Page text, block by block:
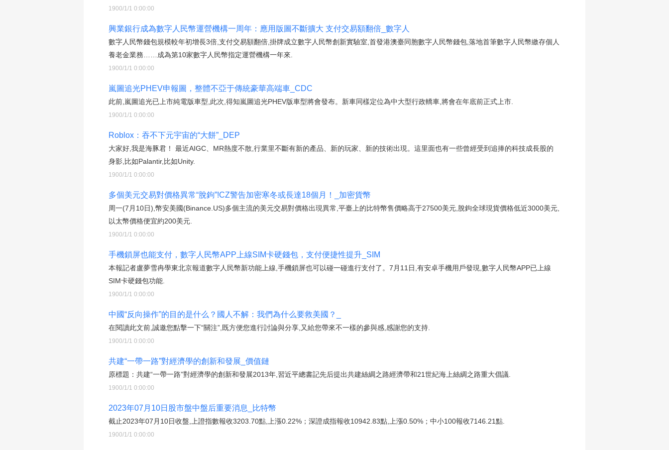
1900/1/1 0:00:00
興業銀行成為數字人民幣運營機構一周年：應用版圖不斷擴大 支付交易額翻倍_數字人
數字人民幣錢包規模較年初增長3倍,支付交易額翻倍,掛牌成立數字人民幣創新實驗室,首發港澳臺同胞數字人民幣錢包,落地首筆數字人民幣繳存個人
養老金業務……成為第10家數字人民幣指定運營機構一年來.
1900/1/1 0:00:00
嵐圖追光PHEV申報圖，整體不亞于傳統豪華高端車_CDC
此前,嵐圖追光已上市純電版車型,此次,得知嵐圖追光PHEV版車型將會發布。新車同樣定位為中大型行政轎車,將會在年底前正式上市.
1900/1/1 0:00:00
Roblox：吞不下元宇宙的“大餅”_DEP
大家好,我是海豚君！ 最近AIGC、MR熱度不散,行業里不斷有新的產品、新的玩家、新的技術出現。這里面也有一些曾經受到追捧的科技成長股的
身影,比如Palantir,比如Unity.
1900/1/1 0:00:00
多個美元交易對價格異常“脫鉤”!CZ警告加密寒冬或長達18個月！_加密貨幣
周一(7月10日),幣安美國(Binance.US)多個主流的美元交易對價格出現異常,平臺上的比特幣售價略高于27500美元,脫鉤全球現貨價格低近3000美元,
以太幣價格便宜約200美元.
1900/1/1 0:00:00
手機鎖屏也能支付，數字人民幣APP上線SIM卡硬錢包，支付便捷性提升_SIM
本報記者盧夢雪冉學東北京報道數字人民幣新功能上線,手機鎖屏也可以碰一碰進行支付了。7月11日,有安卓手機用戶發現,數字人民幣APP已上線
SIM卡硬錢包功能.
1900/1/1 0:00:00
中國“反向操作”的目的是什么？國人不解：我們為什么要救美國？_
在閱讀此文前,誠邀您點擊一下“關注”,既方便您進行討論與分享,又給您帶來不一樣的參與感,感謝您的支持.
1900/1/1 0:00:00
共建“一帶一路”對經濟學的創新和發展_價值鏈
原標題：共建“一帶一路”對經濟學的創新和發展2013年,習近平總書記先后提出共建絲綢之路經濟帶和21世紀海上絲綢之路重大倡議.
1900/1/1 0:00:00
2023年07月10日股市盤中盤后重要消息_比特幣
截止2023年07月10日收盤,上證指數報收3203.70點,上漲0.22%；深證成指報收10942.83點,上漲0.50%；中小100報收7146.21點.
1900/1/1 0:00:00